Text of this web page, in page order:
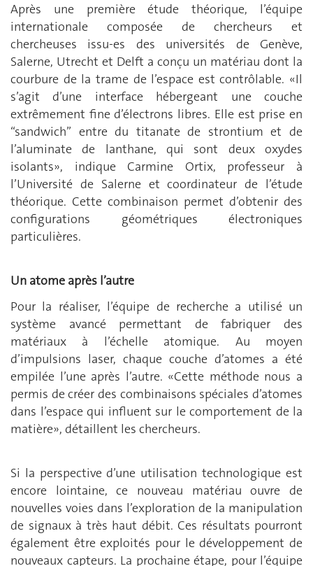
Après une première étude théorique, l’équipe
internationale composée de chercheurs et
chercheuses issu-es des universités de Genève,
Salerne, Utrecht et Delft a conçu un matériau dont la
courbure de la trame de l’espace est contrôlable. «Il
s’agit d’une interface hébergeant une couche
extrêmement fine d’électrons libres. Elle est prise en
‘‘sandwich’’ entre du titanate de strontium et de
l’aluminate de lanthane, qui sont deux oxydes
isolants», indique Carmine Ortix, professeur à
l’Université de Salerne et coordinateur de l’étude
théorique. Cette combinaison permet d’obtenir des
configurations géométriques électroniques
particulières.
Un atome après l’autre
Pour la réaliser, l’équipe de recherche a utilisé un
système avancé permettant de fabriquer des
matériaux à l’échelle atomique. Au moyen
d’impulsions laser, chaque couche d’atomes a été
empilée l’une après l’autre. «Cette méthode nous a
permis de créer des combinaisons spéciales d’atomes
dans l’espace qui influent sur le comportement de la
matière», détaillent les chercheurs.
Si la perspective d’une utilisation technologique est
encore lointaine, ce nouveau matériau ouvre de
nouvelles voies dans l’exploration de la manipulation
de signaux à très haut débit. Ces résultats pourront
également être exploités pour le développement de
nouveaux capteurs. La prochaine étape, pour l’équipe